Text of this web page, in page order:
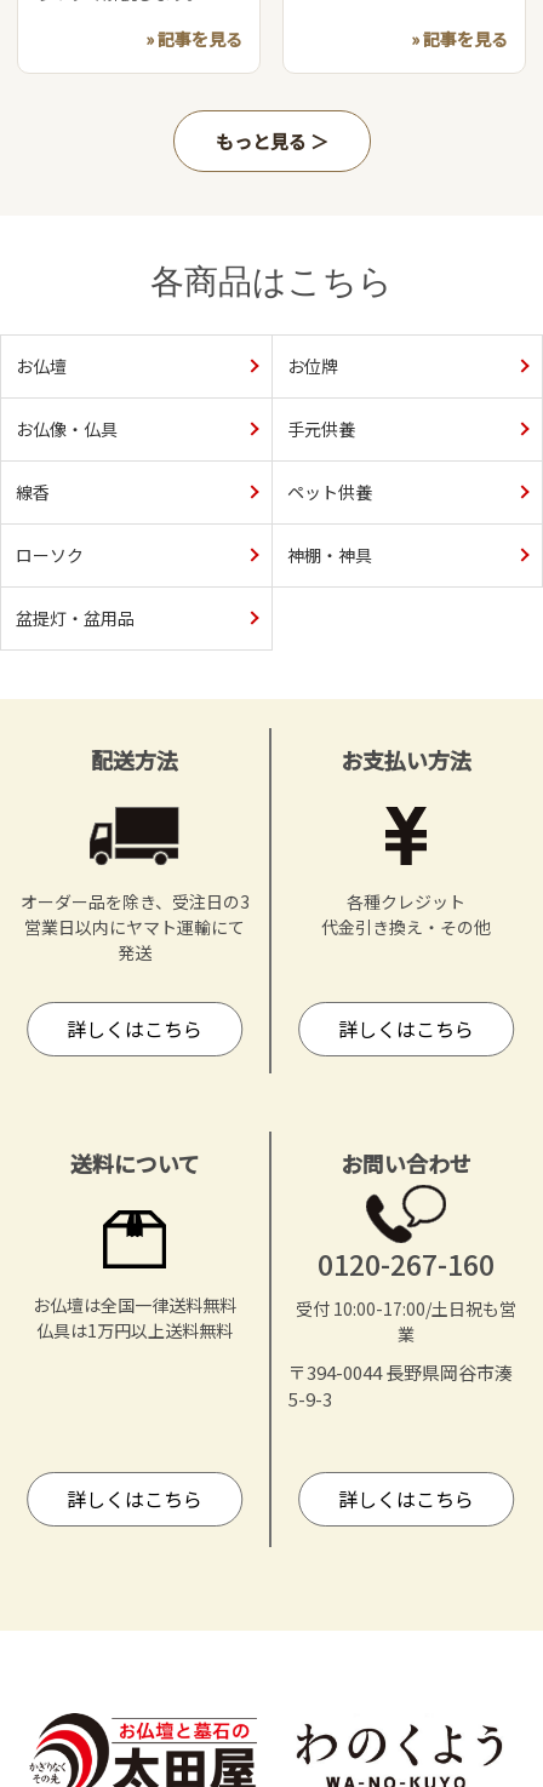
» 記事を見る
» 記事を見る
もっと見る
各商品はこちら
お仏壇 お位牌
お仏像・仏具 手元供養
線香 ペット供養
ローソク 神棚・神具
盆提灯・盆用品
配送方法
オーダー品を除き、受注日の3
営業日以内にヤマト運輸にて
発送
詳しくはこちら
お支払い方法
各種クレジット
代金引き換え・その他
詳しくはこちら
送料について
お仏壇は全国一律送料無料
仏具は1万円以上送料無料
詳しくはこちら
お問い合わせ
0120-267-160
受付 10:00-17:00/土日祝も営
業
〒394-0044 長野県岡谷市湊
5-9-3
詳しくはこちら